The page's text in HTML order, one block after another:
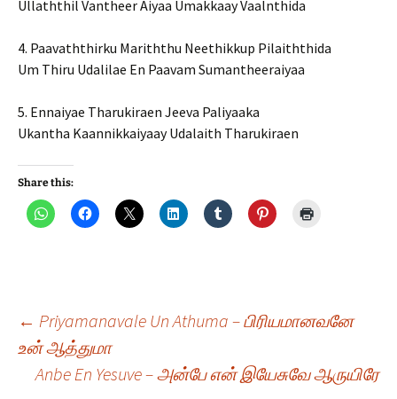
Ullaththil Vantheer Aiyaa Umakkaay Vaalnthida
4. Paavaththirku Mariththu Neethikkup Pilaiththida
Um Thiru Udalilae En Paavam Sumantheeraiyaa
5. Ennaiyae Tharukiraen Jeeva Paliyaaka
Ukantha Kaannikkaiyaay Udalaith Tharukiraen
Share this:
Post
← Priyamanavale Un Athuma – பிரியமானவனே
உன் ஆத்துமா
Anbe En Yesuve – அன்பே என் இயேசுவே ஆருயிரே